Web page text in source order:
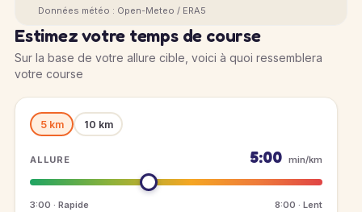
Données météo : Open-Meteo / ERA5
Estimez votre temps de course
Sur la base de votre allure cible, voici à quoi ressemblera
votre course
5 km 10 km
ALLURE 5:00 min/km
3:00 · Rapide 8:00 · Lent